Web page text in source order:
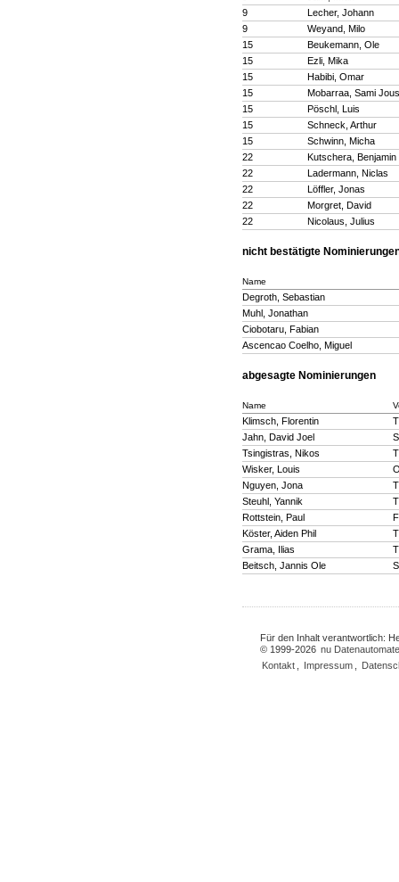
9
Lecher, Johann
9
Weyand, Milo
15
Beukemann, Ole
15
Ezli, Mika
15
Habibi, Omar
15
Mobarraa, Sami
15
Pöschl, Luis
15
Schneck, Arthur
15
Schwinn, Micha
22
Kutschera, Benjamin
22
Ladermann, Niclas
22
Löffler, Jonas
22
Morgret, David
22
Nicolaus, Julius
nicht bestätigte
Name
Degroth, Sebastian
Muhl, Jonathan
Ciobotaru, Fabian
Ascencao Coelho, Miguel
abgesagte Nominierungen
Name
Klimsch, Florentin
Jahn, David Joel
Tsingistras, Nikos
Wisker, Louis
Nguyen, Jona
Steuhl, Yannik
Rottstein, Paul
Köster, Aiden Phil
Grama, Ilias
Beitsch, Jannis Ole
Für den Inhalt verantwortlich:
© 1999-2026 nu
Kontakt
Impressum